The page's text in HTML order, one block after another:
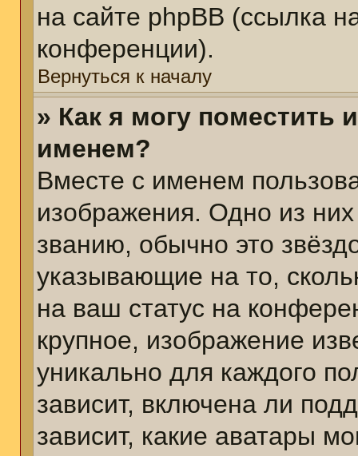
на сайте phpBB (ссылка
конференции).
Вернуться к началу
» Как я могу поместить
именем?
Вместе с именем
изображения. Одно из
званию, обычно это
указывающие на то,
на ваш статус на
крупное, изображение
уникально для каждого
зависит, включена ли
зависит, какие аватары